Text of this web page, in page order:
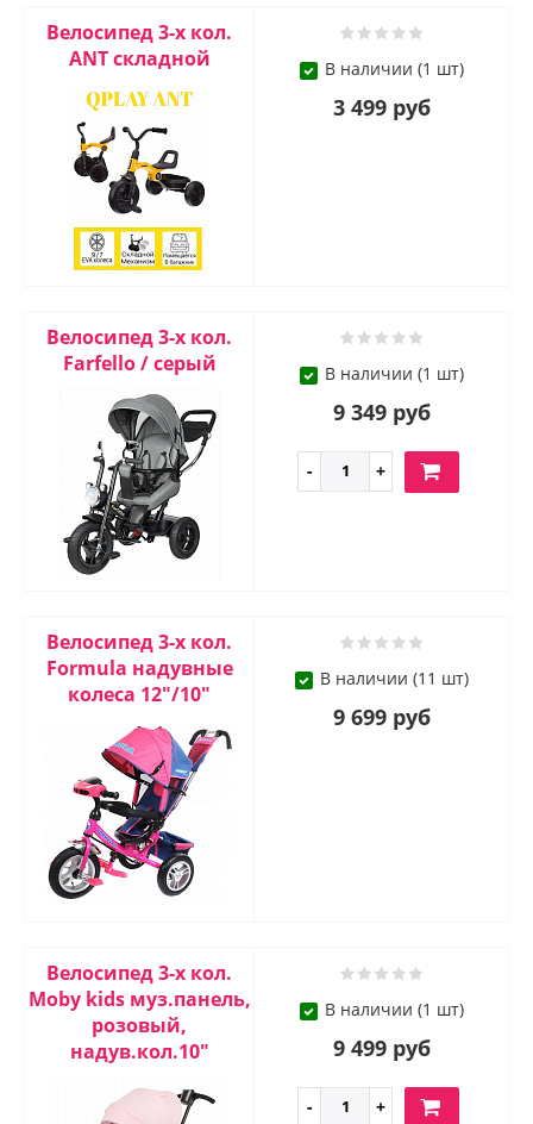
Велосипед 3-х кол.
ANT складной
В наличии (1 шт)
3 499 руб
Велосипед 3-х кол.
Farfello / серый
В наличии (1 шт)
9 349 руб
Велосипед 3-х кол.
Formula надувные
колеса 12"/10"
В наличии (11 шт)
9 699 руб
Велосипед 3-х кол.
Moby kids муз.панель,
розовый,
надув.кол.10"
В наличии (1 шт)
9 499 руб